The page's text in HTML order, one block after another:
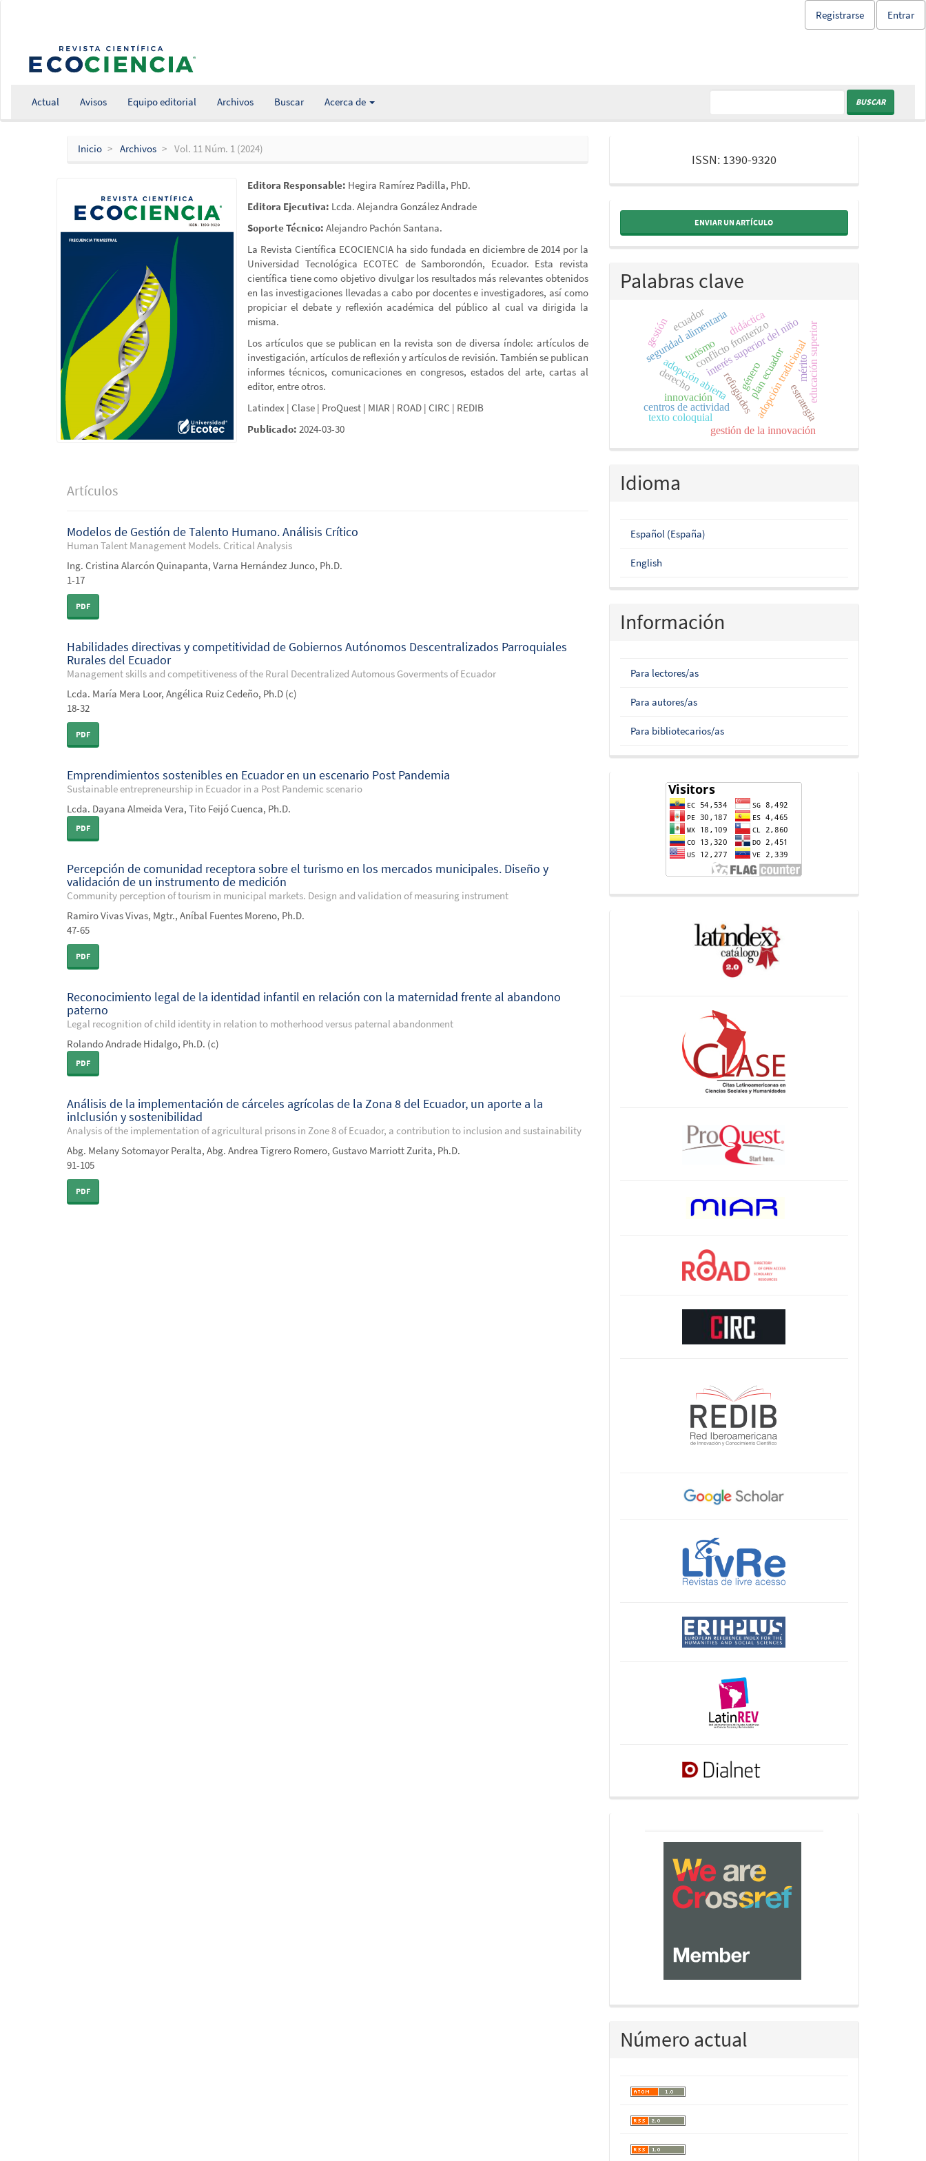
Navegación
principal
Registrarse Entrar
Actual Avisos Equipo editorial Archivos Buscar Acerca de BUSCAR
Inicio Archivos Vol. 11 Núm. 1 (2024)
Editora Responsable: Hegira Ramírez Padilla, PhD.
Editora Ejecutiva: Lcda. Alejandra González Andrade
Soporte Técnico: Alejandro Pachón Santana.
La Revista Científica ECOCIENCIA ha sido fundada en diciembre de 2014 por la
Universidad Tecnológica ECOTEC de Samborondón, Ecuador. Esta revista
científica tiene como objetivo divulgar los resultados más relevantes obtenidos
en las investigaciones llevadas a cabo por docentes e investigadores, así como
propiciar el debate y reflexión académica del público al cual va dirigida la
misma.
Los artículos que se publican en la revista son de diversa índole: artículos de
investigación, artículos de reflexión y artículos de revisión. También se publican
informes técnicos, comunicaciones en congresos, estados del arte, cartas al
editor, entre otros.
Latindex | Clase | ProQuest | MIAR | ROAD | CIRC | REDIB
Publicado:2024-03-30
Artículos
Modelos de Gestión de Talento Humano. Análisis Crítico
Human Talent Management Models. Critical Analysis
Ing. Cristina Alarcón Quinapanta, Varna Hernández Junco, Ph.D.
1-17
PDF
Habilidades directivas y competitividad de Gobiernos Autónomos Descentralizados Parroquiales
Rurales del Ecuador
Management skills and competitiveness of the Rural Decentralized Automous Goverments of Ecuador
Lcda. María Mera Loor, Angélica Ruiz Cedeño, Ph.D (c)
18-32
PDF
Emprendimientos sostenibles en Ecuador en un escenario Post Pandemia
Sustainable entrepreneurship in Ecuador in a Post Pandemic scenario
Lcda. Dayana Almeida Vera, Tito Feijó Cuenca, Ph.D.
PDF
Percepción de comunidad receptora sobre el turismo en los mercados municipales. Diseño y
validación de un instrumento de medición
Community perception of tourism in municipal markets. Design and validation of measuring instrument
Ramiro Vivas Vivas, Mgtr., Aníbal Fuentes Moreno, Ph.D.
47-65
PDF
Reconocimiento legal de la identidad infantil en relación con la maternidad frente al abandono
paterno
Legal recognition of child identity in relation to motherhood versus paternal abandonment
Rolando Andrade Hidalgo, Ph.D. (c)
PDF
Análisis de la implementación de cárceles agrícolas de la Zona 8 del Ecuador, un aporte a la
inlclusión y sostenibilidad
Analysis of the implementation of agricultural prisons in Zone 8 of Ecuador, a contribution to inclusion and sustainability
Abg. Melany Sotomayor Peralta, Abg. Andrea Tigrero Romero, Gustavo Marriott Zurita, Ph.D.
91-105
PDF
ISSN: 1390-9320
ENVIAR UN ARTÍCULO
Palabras clave
adopción tradicional
adopción abierta
interés superior del niño
refugiados
seguridad alimentariaconflicto fronterizo
plan ecuador
innovación
gestión de la innovación
gestión
estrategia
educación superior
didáctica
género
centros de actividad
texto coloquial
turismo
derecho
ecuador
mérito
Idioma
Español (España)
English
Información
Para lectores/as
Para autores/as
Para bibliotecarios/as
counter
Número actual